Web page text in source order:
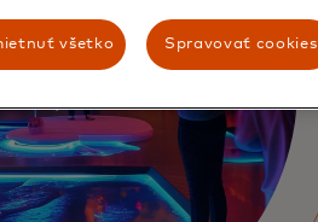
všetko Spravovať cookies